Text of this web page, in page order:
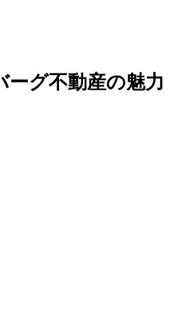
ーグ不動産の魅力